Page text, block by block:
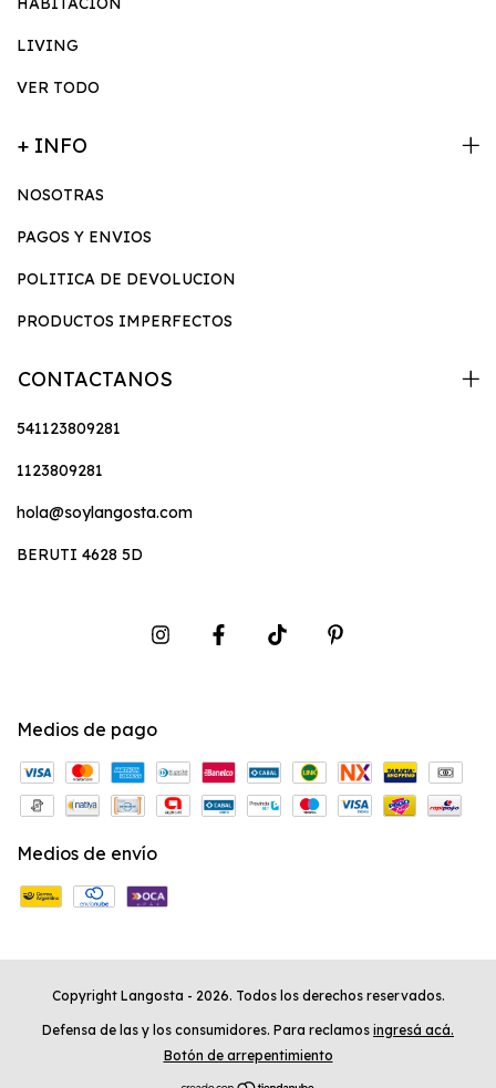
LIVING
VER TODO
+ INFO
NOSOTRAS
PAGOS Y ENVIOS
POLITICA DE DEVOLUCION
PRODUCTOS IMPERFECTOS
CONTACTANOS
541123809281
1123809281
hola@soylangosta.com
BERUTI 4628 5D
Medios de pago
Medios de envío
Copyright Langosta - 2026. Todos los derechos reservados.
Defensa de las y los consumidores. Para reclamos ingresá acá.
Botón de arrepentimiento